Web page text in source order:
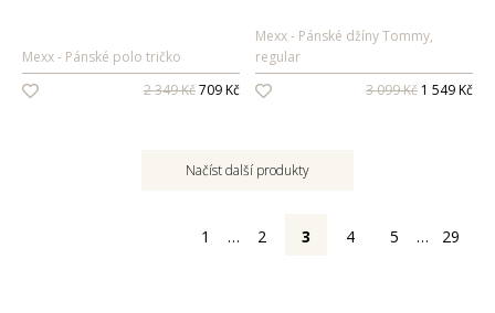
Mexx
Pánské polo tričko
2 349 Kč709 Kč
Mexx
Pánské džíny Tommy,
regular
3 099 Kč 1 549 Kč
Načíst další produkty
1 … 2 3 4 5 … 29